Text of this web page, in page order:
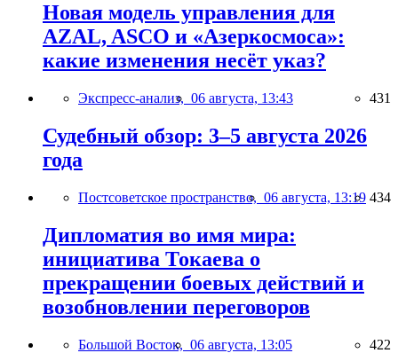
Новая модель управления для
AZAL, ASCO и «Азеркосмоса»:
какие изменения несёт указ?
Экспресс-анализ, 06 августа, 13:43 431
Судебный обзор: 3–5 августа 2026
года
Постсоветское пространство, 06 августа, 13:19 434
Дипломатия во имя мира:
инициатива Токаева о
прекращении боевых действий и
возобновлении переговоров
Большой Восток, 06 августа, 13:05 422